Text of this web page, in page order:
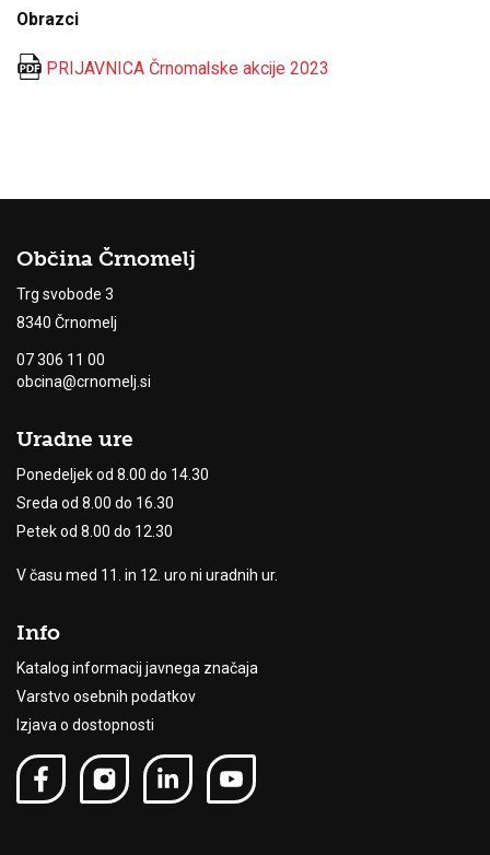
Obrazci
PRIJAVNICA Črnomalske akcije 2023
Občina Črnomelj
Trg svobode 3
8340 Črnomelj
07 306 11 00
obcina@crnomelj.si
Uradne ure
Ponedeljek od 8.00 do 14.30
Sreda od 8.00 do 16.30
Petek od 8.00 do 12.30
V času med 11. in 12. uro ni uradnih ur.
Info
Katalog informacij javnega značaja
Varstvo osebnih podatkov
Izjava o dostopnosti